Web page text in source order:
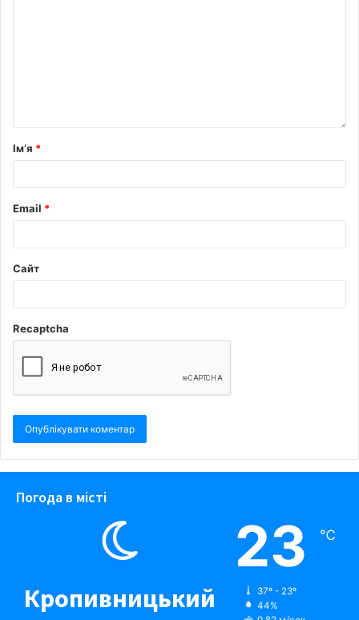
Ім’я *
Email *
Сайт
Recaptcha
Погода в місті
Кропивницький
23 ℃
37º - 23º
44%